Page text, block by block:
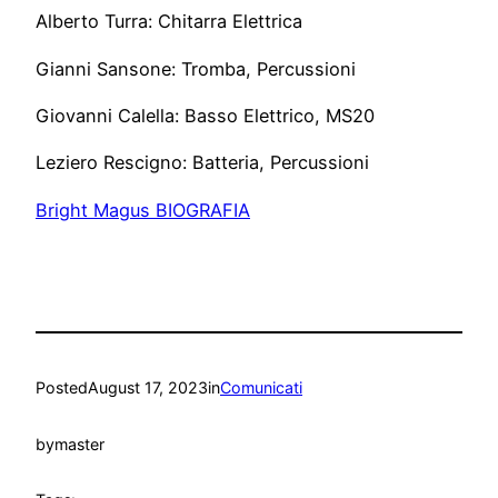
Alberto Turra: Chitarra Elettrica
Gianni Sansone: Tromba, Percussioni
Giovanni Calella: Basso Elettrico, MS20
Leziero Rescigno: Batteria, Percussioni
Bright Magus BIOGRAFIA
PostedAugust 17, 2023inComunicati
bymaster